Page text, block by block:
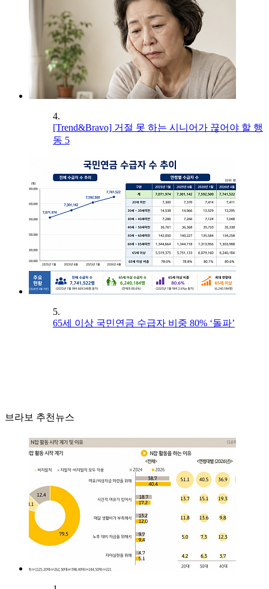
4.
[Trend&Bravo] 거절 못 하는 시니어가 끊어야 할 행
동 5
5.
65세 이상 국민연금 수급자 비중 80% ‘돌파’
브라보 추천뉴스